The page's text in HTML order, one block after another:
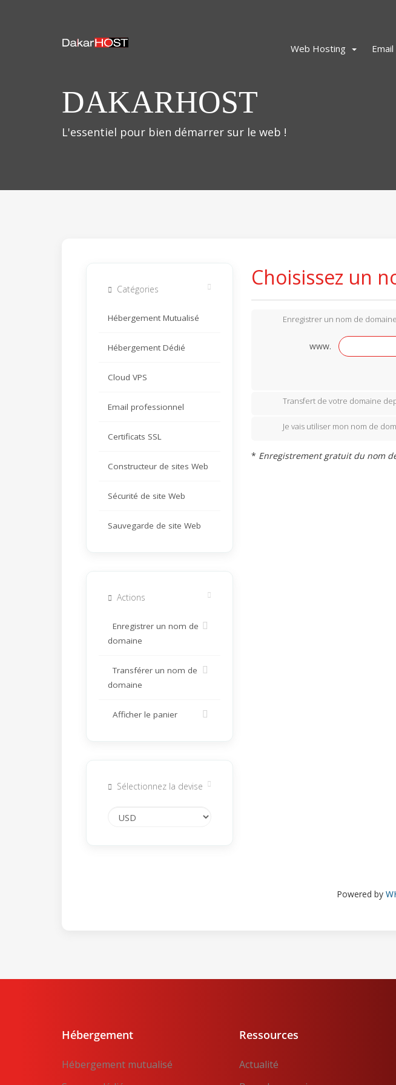
Web Hosting
DAKARHOST
L'essentiel pour bien démarrer sur le web !
Catégories
Hébergement Mutualisé
Hébergement Dédié
Cloud VPS
Email professionnel
Certificats SSL
Constructeur de sites Web
Sécurité de site Web
Sauvegarde de site Web
Actions
Enregistrer un nom de
domaine
Transférer un nom de
domaine
Afficher le panier
Sélectionnez la devise
Choisissez un
Enregistrer un nom de domaine
www.
Transfert de votre domaine
Je vais utiliser mon nom de
* Enregistrement gratuit du nom
Powered by
Hébergement
Hébergement mutualisé
Ressources
Actualité